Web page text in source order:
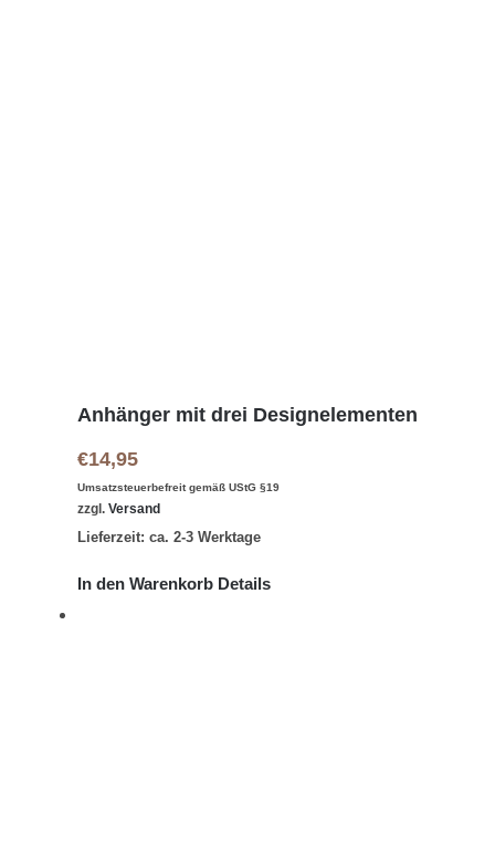
Anhänger mit drei Designelementen
€14,95
Umsatzsteuerbefreit gemäß UStG §19
zzgl. Versand
Lieferzeit: ca. 2-3 Werktage
In den Warenkorb Details